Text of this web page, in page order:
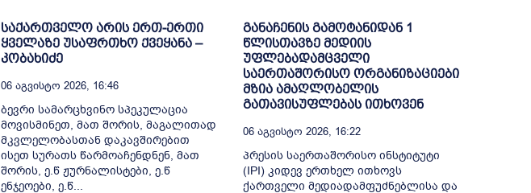
საქართველო არის ერთ-ერთი
ყველაზე უსაფრთხო ქვეყანა –
კობახიძე
06 Აგვისტო 2026, 16:46
ბევრი სამარცხვინო სპეკულაცია
მოვისმინეთ, მათ შორის, მაგალითად
მკვლელობასთან დაკავშირებით
ისეთ სურათს წარმოაჩენდნენ, მათ
შორის, ე.წ ჟურნალისტები, ე.წ
ენჯეოები, ე.წ...
განაჩენის გამოტანიდან 1
წლისთავზე მედიის
უფლებადამცველი
საერთაშორისო ორგანიზაციები
მზია ამაღლობელის
გათავისუფლებას ითხოვენ
06 Აგვისტო 2026, 16:22
პრესის საერთაშორისო ინსტიტუტი
(IPI) კიდევ ერთხელ ითხოვს
ქართველი მედიადამფუძნებლისა და